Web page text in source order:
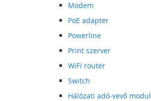
Modem
PoE adapter
Powerline
Print szerver
WiFi router
Switch
Hálózati adó-vevő modul